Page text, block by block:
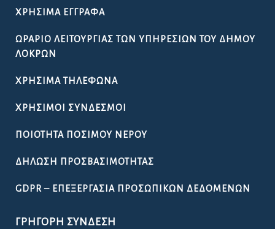
ΧΡΉΣΙΜΑ ΈΓΓΡΑΦΑ
ΩΡΆΡΙΟ ΛΕΙΤΟΥΡΓΊΑΣ ΤΩΝ ΥΠΗΡΕΣΙΏΝ ΤΟΥ ΔΉΜΟΥ
ΛΟΚΡΏΝ
ΧΡΉΣΙΜΑ ΤΗΛΈΦΩΝΑ
ΧΡΉΣΙΜΟΙ ΣΎΝΔΕΣΜΟΙ
ΠΟΙΌΤΗΤΑ ΠΌΣΙΜΟΥ ΝΕΡΟΎ
ΔΉΛΩΣΗ ΠΡΟΣΒΑΣΙΜΌΤΗΤΑΣ
GDPR – ΕΠΕΞΕΡΓΑΣΙΑ ΠΡΟΣΩΠΙΚΩΝ ΔΕΔΟΜΕΝΩΝ
ΓΡΉΓΟΡΗ ΣΎΝΔΕΣΗ